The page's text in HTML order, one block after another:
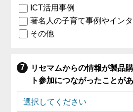
ICT活用事例
著名人の子育て事例やイン
その他
リセマムからの情報が製品
ト参加につながったことが